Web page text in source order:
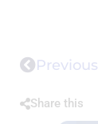
Previous
Share this